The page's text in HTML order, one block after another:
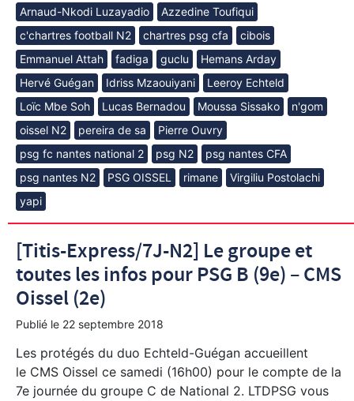
Arnaud-Nkodi Luzayadio
Azzedine Toufiqui
c'chartres football N2
chartres psg cfa
cibois
Emmanuel Attah
fadiga guclu
Hemans Arday
Hervé Guégan
Idriss Mzaouiyani
Leeroy Echteld
Loïc Mbe Soh
Lucas Bernadou Moussa Sissako
n'gom
oissel N2
pereira de sa
Pierre Ouvry
psg fc nantes national 2
psg N2
psg nantes CFA
psg nantes N2
PSG OISSEL rimane
Virgiliu Postolachi
yapi
[Titis-Express/7J-N2] Le groupe et
toutes les infos pour PSG B (9e) – CMS
Oissel (2e)
Publié le 22 septembre 2018
Les protégés du duo Echteld-Guégan accueillent
le CMS Oissel ce samedi (16h00) pour le compte de la
7e journée du groupe C de National 2. LTDPSG vous